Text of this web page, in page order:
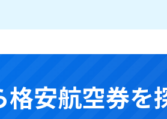
安航空券を